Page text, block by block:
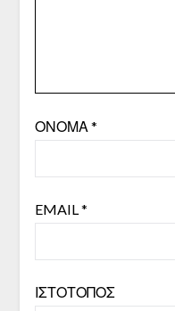
ΌΝΟΜΑ *
EMAIL*
ΙΣΤΌΤΟΠΟΣ